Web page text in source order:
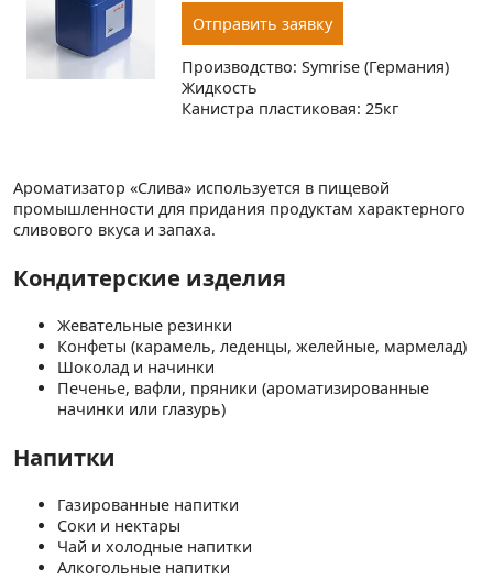
Отправить заявку
Производство: Symrise (Германия)
Жидкость
Канистра пластиковая: 25кг
Ароматизатор «Слива» используется в пищевой
промышленности для придания продуктам характерного
сливового вкуса и запаха.
Кондитерские изделия
Жевательные резинки
Конфеты (карамель, леденцы, желейные, мармелад)
Шоколад и начинки
Печенье, вафли, пряники (ароматизированные
начинки или глазурь)
Напитки
Газированные напитки
Соки и нектары
Чай и холодные напитки
Алкогольные напитки